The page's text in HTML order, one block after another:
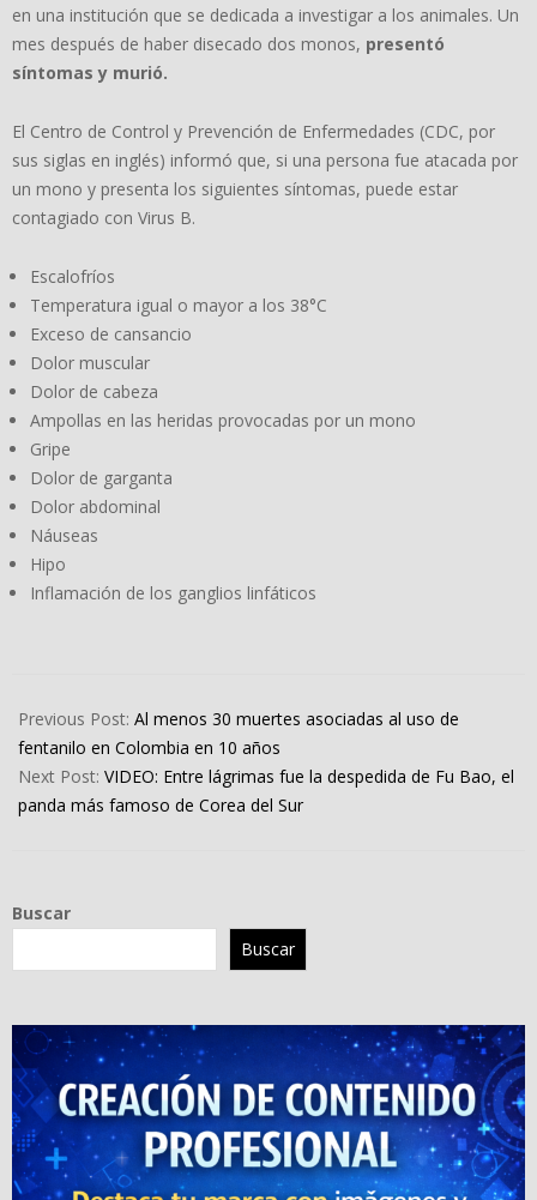
en una institución que se dedicada a investigar a los animales. Un
mes después de haber disecado dos monos, presentó
síntomas y murió.
El Centro de Control y Prevención de Enfermedades (CDC, por
sus siglas en inglés) informó que, si una persona fue atacada por
un mono y presenta los siguientes síntomas, puede estar
contagiado con Virus B.
Escalofríos
Temperatura igual o mayor a los 38°C
Exceso de cansancio
Dolor muscular
Dolor de cabeza
Ampollas en las heridas provocadas por un mono
Gripe
Dolor de garganta
Dolor abdominal
Náuseas
Hipo
Inflamación de los ganglios linfáticos
04-
06
Previous Post: Al menos 30 muertes asociadas al uso de
fentanilo en Colombia en 10 años
Next Post: VIDEO: Entre lágrimas fue la despedida de Fu Bao, el
panda más famoso de Corea del Sur
Buscar
Buscar